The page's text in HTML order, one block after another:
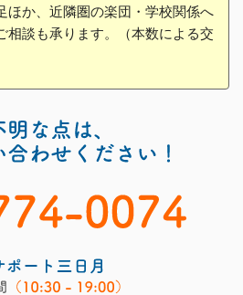
ほか、近隣圏の楽団・学校関係へ
相談も承ります。（本数による交